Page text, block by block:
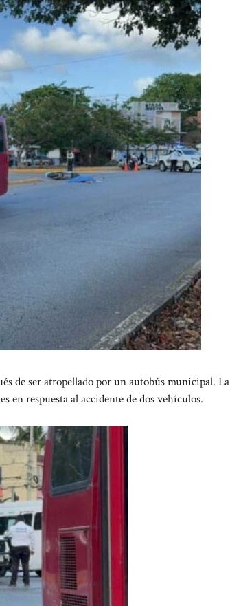
de ser atropellado por un autobús municipal. La
en respuesta al accidente de dos vehículos.